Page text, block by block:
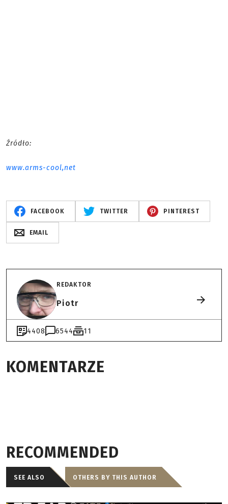
Źródło:
www.arms-cool,net
FACEBOOK TWITTER PINTEREST
EMAIL
REDAKTOR
Piotr
4408 6544 11
KOMENTARZE
RECOMMENDED
SEE ALSO OTHERS BY THIS AUTHOR